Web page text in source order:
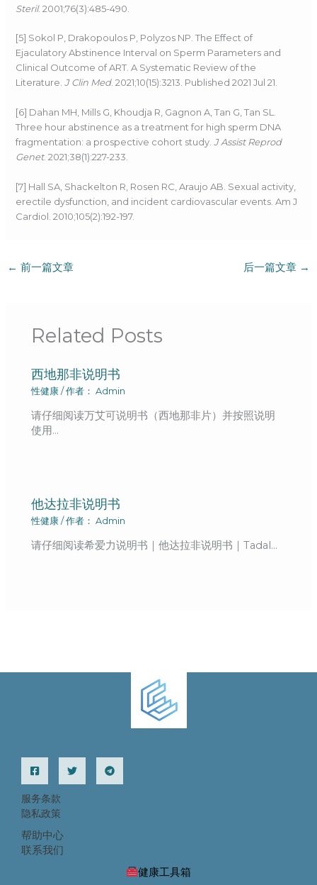
Steril. 2001;76(3):485-490.
[5] Sokol P, Drakopoulos P, Polyzos NP. The Effect of
Ejaculatory Abstinence Interval on Sperm Parameters and
Clinical Outcome of ART. A Systematic Review of the
Literature.J Clin Med. 2021;10(15):3213. Published 2021 Jul 21.
[6] Dahan MH, Mills G, Khoudja R, Gagnon A, Tan G, Tan SL.
Three hour abstinence as a treatment for high sperm DNA
fragmentation: a prospective cohort study.J Assist Reprod
Genet. 2021;38(1):227-233.
[7] Hall SA, Shackelton R, Rosen RC, Araujo AB. Sexual activity,
erectile dysfunction, and incident cardiovascular events. Am J
Cardiol. 2010;105(2):192-197.
← 前一篇文章 后一篇文章 →
Related Posts
西地那非说明书
性健康 / 作者： Admin
请仔细阅读万艾可说明书（西地那非片）并按照说明
使用…
他达拉非说明书
性健康 / 作者： Admin
请仔细阅读希爱力说明书｜他达拉非说明书｜Tadal…
服务条款
隐私政策
帮助中心
联系我们
健康工具箱